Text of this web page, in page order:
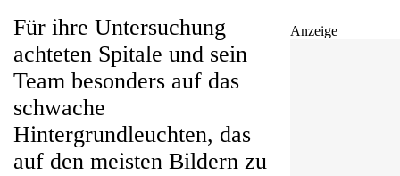
Anzeige
Für ihre Untersuchung
achteten Spitale und sein
Team besonders auf das
schwache
Hintergrundleuchten, das
auf den meisten Bildern zu